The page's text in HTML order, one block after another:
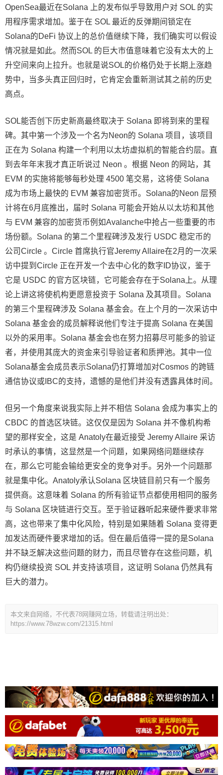
OpenSea最近在Solana 上的发布似乎导致用户对 SOL 的实
用程序需求增加。鉴于在 SOL 最近的反弹期间锁定在
Solana的DeFi 协议上的总价值继续下降，我们确实可以假设
情况就是如此。然而SOL 的巨大市值意味着它没有太大的上
升空间来向上拉升。也就是说SOL的价格仍处于长期上涨趋
势中，当多头真正回归时，它肯定会重新测试其之前的历史
高点。
SOL能否​​创下历史新高最终取决于 Solana 即将到来的里程
碑。其中第一个涉及一个名为Neon的 Solana 项目，该项目
正在为 Solana 构建一个利用以太坊虚拟机的智能合约层。直
到去年年末我才真正听说过 Neon 。根据 Neon 的网站，其
EVM 的实施将能够每秒处理 4500 笔交易，这将使 Solana
成为市场上最快的 EVM 兼容加密货币。Solana的Neon 层预
计将在6月底推出，届时 Solana 可能会开始从以太坊和其他
与 EVM 兼容的加密货币例如Avalanche中抢占一些重要的市
场份额。Solana 的第二个里程碑涉及发行 USDC 稳定币的
公司Circle 。Circle 首席执行官Jeremy Allaire在2月的一次采
访中提到Circle 正在开发一个去中心化的数字ID协议，鉴于
它是 USDC 的官方区块链，它可能会存在于Solana上。从理
论上讲这将使机构更愿意投资于 Solana 及其项目。Solana
的第三个里程碑涉及 Solana 基金会。在上个月的一次采访中
Solana 基金会的成员解释说他们专注于提高 Solana 在美国
以外的采用率。Solana 基金会也在努力招募尽可能多的验证
者，并使用其庞大的资金来引导验证者和质押池。其中一位
Solana基金会成员表示Solana仍打算增加对Cosmos 的跨链
通信协议或IBC的支持，遗憾的是他们并没有透露具体时间。
但另一个角度来说我实际上并不相信 Solana 会成为事实上的
CBDC 的首选区块链。这仅仅是因为 Solana 并不像机构希
望的那样安全，这是 Anatoly在最近接受 Jeremy Allaire 采访
时承认的事情，这显然是一个问题，如果网络问题继续存
在，那么它可能会输给更安全的竞争对手。另外一个问题那
就是集中化。Anatoly承认Solana 区块链目前只有一个服务
提供商。这意味着 Solana 的所有验证节点都使用相同的服务
与 Solana 区块链进行交互。至于验证器听起来硬件要求非常
高，这也带来了集中化风险，特别是如果随着 Solana 变得更
加发达而硬件要求增加的话。但在最后值得一提的是Solana
并不缺乏解决这些问题的财力，而且尽管存在这些问题，机
构仍继续投资 SOL 并支持该项目，这证明 Solana 仍然具有
巨大的潜力。
本文来自网络，不代表78网赚网立场，转载请注明出处：
https://www.78wzw.com/21315.html